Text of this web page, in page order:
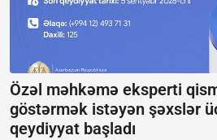
Özəl məhkəmə eksperti
göstərmək istəyən şəxslər
qeydiyyat başladı